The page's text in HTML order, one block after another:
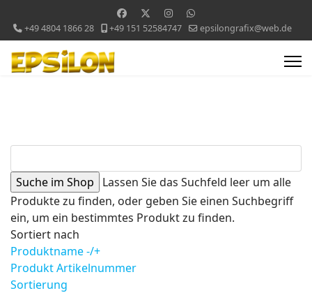
+49 4804 1866 28 +49 151 52584747 epsilongrafix@web.de
Lassen Sie das Suchfeld leer um alle
Produkte zu finden, oder geben Sie einen Suchbegriff
ein, um ein bestimmtes Produkt zu finden.
Sortiert nach
Produktname -/+
Produkt Artikelnummer
Sortierung